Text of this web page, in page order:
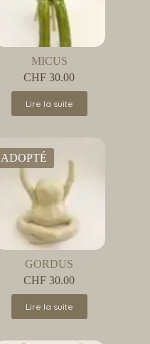
MICUS
CHF 30.00
Lire la suite
ADOPTÉ
GORDUS
CHF 30.00
Lire la suite